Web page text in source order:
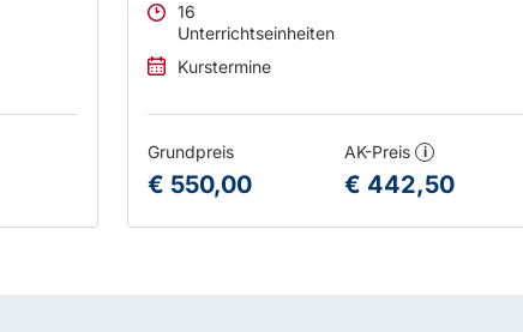
16
Unterrichtseinheiten
Kurstermine
Grundpreis
€ 550,00
AK-Preis i
€ 442,50